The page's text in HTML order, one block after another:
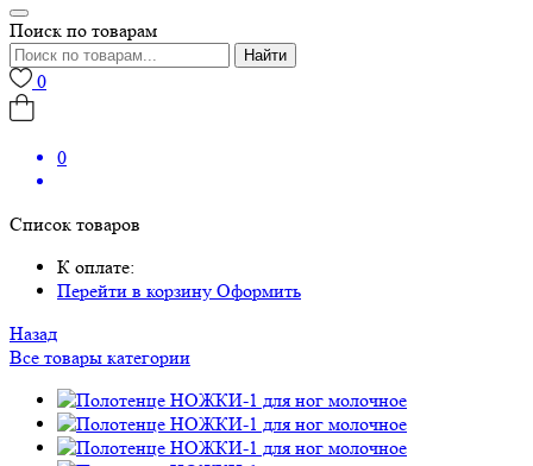
Поиск по товарам
Найти
0
0
Список товаров
К оплате:
Перейти в корзину Оформить
Назад
Все товары категории